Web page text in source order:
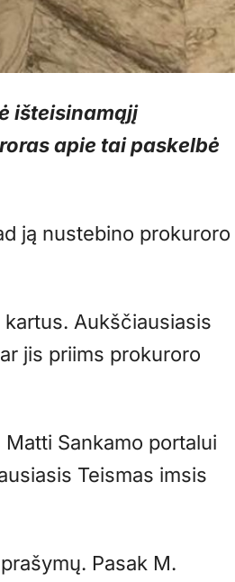
išteisinamąjį
apie tai paskelbė
ją nustebino prokuroro
Aukščiausiasis
jis priims prokuroro
Sankamo portalui
Teismas imsis
Pasak M.